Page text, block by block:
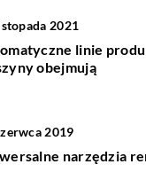
2021
linie
obejmują
2019
narzędzia